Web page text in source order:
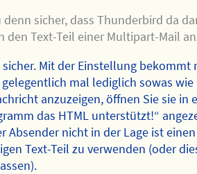
denn sicher, dass Thunderbird da
den Text-Teil einer Multipart-Mail
sicher. Mit der Einstellung bekommt
mal lediglich sowas wie
anzuzeigen, öffnen Sie sie in
das HTML unterstützt!“
Absender nicht in der Lage ist einen
Text-Teil zu verwenden (oder